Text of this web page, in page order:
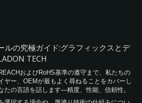
ルの究極ガイド:グラフィックスとデ
TECH
およびRoHS基準の遵守まで、私たちの
ヤー、OEMが最もよく尋ねることをカバーし
たの言語を話します—精度、性能、信頼性。